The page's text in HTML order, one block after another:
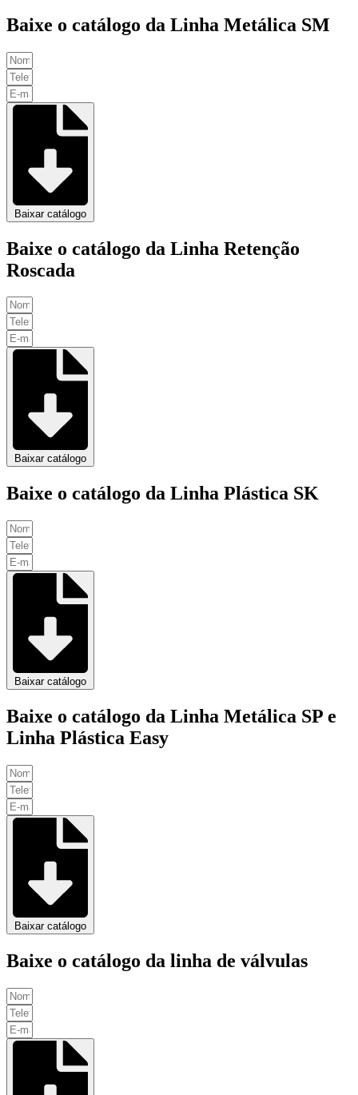
Baixe o catálogo da Linha Metálica SM
Baixar catálogo
Baixe o catálogo da Linha Retenção
Roscada
Baixar catálogo
Baixe o catálogo da Linha Plástica SK
Baixar catálogo
Baixe o catálogo da Linha Metálica SP e
Linha Plástica Easy
Baixar catálogo
Baixe o catálogo da linha de válvulas